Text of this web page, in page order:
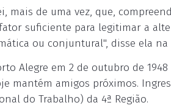
mais de uma vez, que,
suficiente para legitimar a
ou conjuntural", disse ela na
Alegre em 2 de outubro de
mantém amigos próximos.
do Trabalho) da 4ª Região.